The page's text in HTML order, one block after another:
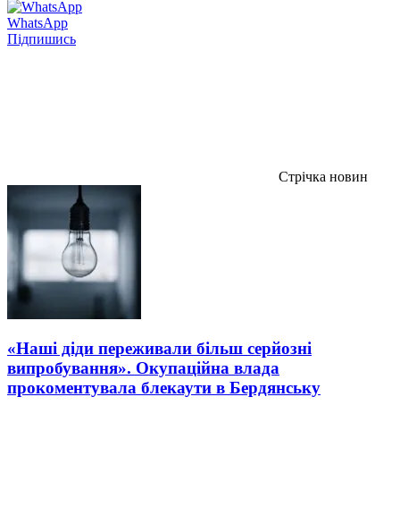
WhatsApp
Підпишись
Стрічка новин
«Наші діди переживали більш серйозні
випробування». Окупаційна влада
прокоментувала блекаути в Бердянську